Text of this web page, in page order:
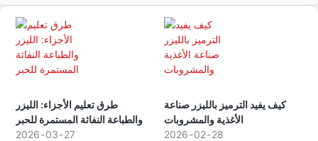
طرق تعليم الأجزاء: الليزر
والطباعة النفاثة المستمرة للحبر
2026 03 27
كيف يفيد الترميز بالليزر صناعة
الأغذية والمشروبات
2026 02 28